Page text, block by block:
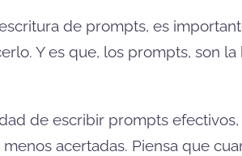
de prompts, es
Y es que, los prompts, son
de escribir prompts
acertadas. Piensa que